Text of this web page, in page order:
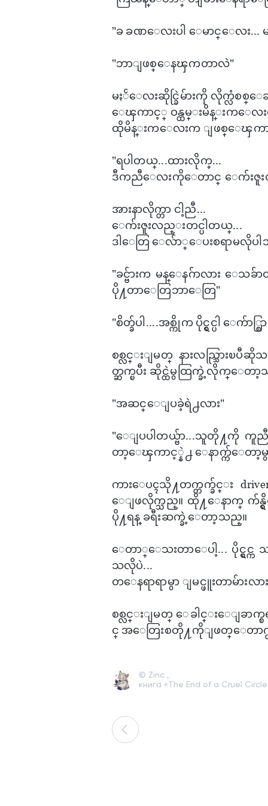
"ခ ခဏ​​​​ေလးပါ ​ေမာင္​​ေလး...
"ဘာျဖစ္​ေနၾကတာလဲ"
မႏၲ​ေလးဆိုင္ခြဲမ်ားကို လိုက္လံစ
ေၾကာင့္ ဝန္ထမ္းမိန္းက​ေလ
ထိုမိန္းက​ေလးက ျဖစ္​ေၾကာ
"ရပါတယ္...ထားလိုက္...
ဒီကညီ​ေလးကို​ေတာင္ ေက်းဇူး​တ
အားနာလိုက္တာ ငါ့ညီ...
​ေက်းဇူးလည္းတင္ပါတယ္...
ဒါ​ေတြ ​ေလ်ာ္​​ေပးစရာမလိုပါ
"ခင္ဗ်ားက မန္​ေနဂ်ာလား ​ေ
ပို႔တာ​ေတြဘာ​ေတြ"
"စိတ္ခ်ပါ....အစ္ကိုက ပိုင္ရွင္ပါ ​ေက်
စစ္လင္းျမတ္ ​နားလည္သြား
တ္ဆက္ၿပီး ဆိုင္ထဲမွထြက္ခဲ့လိုက္​ေတ
"အဆင္​ေျပခဲ့ရဲ႕လား"
"​ေျပပါတယ္ဗ်ာ...သူတို႔ကို ကူညီ
တာ့​ေၾကာင့္နဲ႕ ​ေနာက္က်​ေတာ့မွ
ကား​ေပၚသို႔တက္တက္ခ်င္း
ေျဖလိုက္သည္။ ထို႔​ေနာက္ က်
ပို႔ရန္ ခရီးဆက္ခဲ့​ေတာ့သည္။
ေတာ္​ေသးတာ​ေပါ့... ပိုင္ရွင္
သလိုပဲ...
တ​ေနရာရာမွာ ျမင္ဖူးတာမ်ားလာ
စစ္လင္းျမတ္​ ေခါင္း​ေျခာက္စ
င္ အ​ေတြးစတို႔ကိုျဖတ္​ေတာက္
© Zinc ,
книга «The End of a Cruel